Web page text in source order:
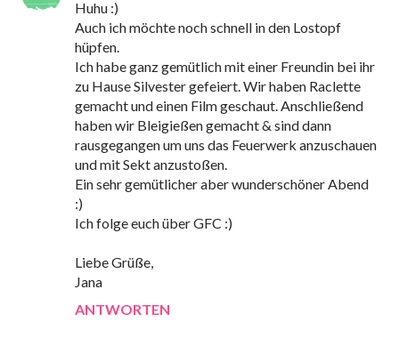
Huhu :)
Auch ich möchte noch schnell in den Lostopf
hüpfen.
Ich habe ganz gemütlich mit einer Freundin bei ihr
zu Hause Silvester gefeiert. Wir haben Raclette
gemacht und einen Film geschaut. Anschließend
haben wir Bleigießen gemacht & sind dann
rausgegangen um uns das Feuerwerk anzuschauen
und mit Sekt anzustoßen.
Ein sehr gemütlicher aber wunderschöner Abend
:)
Ich folge euch über GFC :)
Liebe Grüße,
Jana
ANTWORTEN